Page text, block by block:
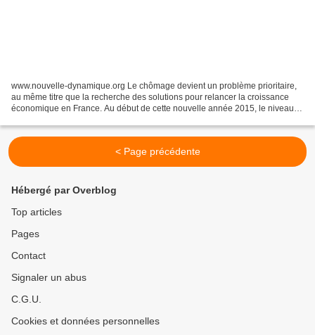
www.nouvelle-dynamique.org Le chômage devient un problème prioritaire,
au même titre que la recherche des solutions pour relancer la croissance
économique en France. Au début de cette nouvelle année 2015, le niveau
< Page précédente
Hébergé par Overblog
Top articles
Pages
Contact
Signaler un abus
C.G.U.
Cookies et données personnelles